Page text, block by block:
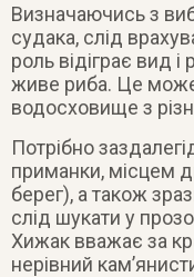
Визначаючись з
судака, слід
роль відіграє вид
живе риба. Це може
водосховище з
Потрібно
приманки, місцем
берег), а також
слід шукати у
Хижак вважає за
нерівний